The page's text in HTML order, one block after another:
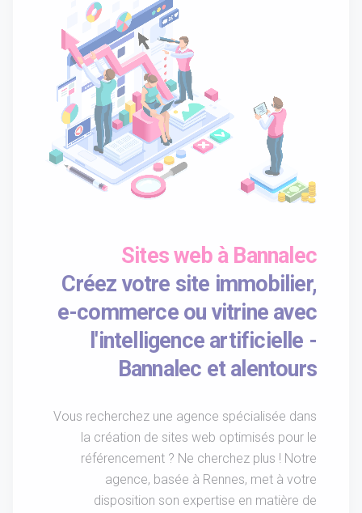
Sites web à Bannalec
Créez votre site immobilier,
e-commerce ou vitrine avec
l'intelligence artificielle -
Bannalec et alentours
Vous recherchez une agence spécialisée dans
la création de sites web optimisés pour le
référencement ? Ne cherchez plus ! Notre
agence, basée à Rennes, met à votre
disposition son expertise en matière de